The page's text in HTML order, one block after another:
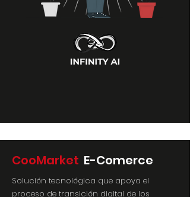
CooMarket E-Comerce
Solución tecnológica que apoya el
proceso de transición digital de los